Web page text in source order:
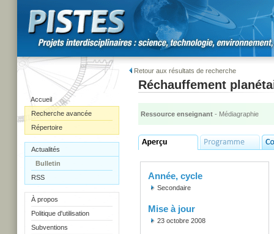
Accueil
Recherche avancée
Répertoire
Actualités
Bulletin
RSS
À propos
Politique d'utilisation
Subventions
Retour aux résultats de recherche
Réchauffement
Ressource enseignant - Médiagraphie
Année, cycle
Secondaire
Mise à jour
23 octobre 2008